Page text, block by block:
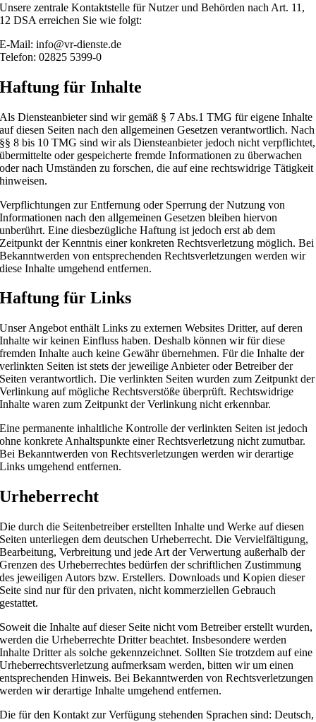
Unsere zentrale Kontaktstelle für Nutzer und Behörden nach Art. 11,
12 DSA erreichen Sie wie folgt:
E-Mail: info@vr-dienste.de
Telefon: 02825 5399-0
Haftung für Inhalte
Als Diensteanbieter sind wir gemäß § 7 Abs.1 TMG für eigene Inhalte
auf diesen Seiten nach den allgemeinen Gesetzen verantwortlich. Nach
§§ 8 bis 10 TMG sind wir als Diensteanbieter jedoch nicht verpflichtet,
übermittelte oder gespeicherte fremde Informationen zu überwachen
oder nach Umständen zu forschen, die auf eine rechtswidrige Tätigkeit
hinweisen.
Verpflichtungen zur Entfernung oder Sperrung der Nutzung von
Informationen nach den allgemeinen Gesetzen bleiben hiervon
unberührt. Eine diesbezügliche Haftung ist jedoch erst ab dem
Zeitpunkt der Kenntnis einer konkreten Rechtsverletzung möglich. Bei
Bekanntwerden von entsprechenden Rechtsverletzungen werden wir
diese Inhalte umgehend entfernen.
Haftung für Links
Unser Angebot enthält Links zu externen Websites Dritter, auf deren
Inhalte wir keinen Einfluss haben. Deshalb können wir für diese
fremden Inhalte auch keine Gewähr übernehmen. Für die Inhalte der
verlinkten Seiten ist stets der jeweilige Anbieter oder Betreiber der
Seiten verantwortlich. Die verlinkten Seiten wurden zum Zeitpunkt der
Verlinkung auf mögliche Rechtsverstöße überprüft. Rechtswidrige
Inhalte waren zum Zeitpunkt der Verlinkung nicht erkennbar.
Eine permanente inhaltliche Kontrolle der verlinkten Seiten ist jedoch
ohne konkrete Anhaltspunkte einer Rechtsverletzung nicht zumutbar.
Bei Bekanntwerden von Rechtsverletzungen werden wir derartige
Links umgehend entfernen.
Urheberrecht
Die durch die Seitenbetreiber erstellten Inhalte und Werke auf diesen
Seiten unterliegen dem deutschen Urheberrecht. Die Vervielfältigung,
Bearbeitung, Verbreitung und jede Art der Verwertung außerhalb der
Grenzen des Urheberrechtes bedürfen der schriftlichen Zustimmung
des jeweiligen Autors bzw. Erstellers. Downloads und Kopien dieser
Seite sind nur für den privaten, nicht kommerziellen Gebrauch
gestattet.
Soweit die Inhalte auf dieser Seite nicht vom Betreiber erstellt wurden,
werden die Urheberrechte Dritter beachtet. Insbesondere werden
Inhalte Dritter als solche gekennzeichnet. Sollten Sie trotzdem auf eine
Urheberrechtsverletzung aufmerksam werden, bitten wir um einen
entsprechenden Hinweis. Bei Bekanntwerden von Rechtsverletzungen
werden wir derartige Inhalte umgehend entfernen.
Die für den Kontakt zur Verfügung stehenden Sprachen sind: Deutsch,